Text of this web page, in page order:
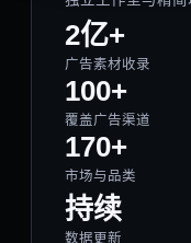
2亿+
广告素材收录
100+
覆盖广告渠道
170+
市场与品类
持续
数据更新